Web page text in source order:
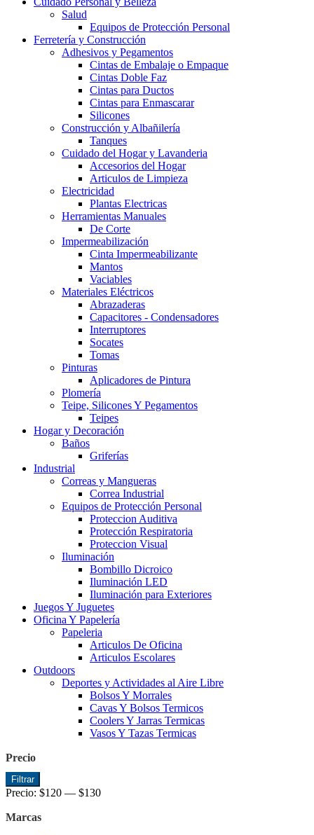
Salud
Equipos de Protección Personal
Ferretería y Construcción
Adhesivos y Pegamentos
Cintas de Embalaje o Empaque
Cintas Doble Faz
Cintas para Ductos
Cintas para Enmascarar
Silicones
Construcción y Albañilería
Tanques
Cuidado del Hogar y Lavanderia
Accesorios del Hogar
Articulos de Limpieza
Electricidad
Plantas Electricas
Herramientas Manuales
De Corte
Impermeabilización
Cinta Impermeabilizante
Mantos
Vaciables
Materiales Eléctricos
Abrazaderas
Capacitores - Condensadores
Interruptores
Socates
Tomas
Pinturas
Aplicadores de Pintura
Plomería
Teipe, Silicones Y Pegamentos
Teipes
Hogar y Decoración
Baños
Griferías
Industrial
Correas y Mangueras
Correa Industrial
Equipos de Protección Personal
Proteccion Auditiva
Protección Respiratoria
Proteccion Visual
Iluminación
Bombillo Dicroico
Iluminación LED
Iluminación para Exteriores
Juegos Y Juguetes
Oficina Y Papelería
Papeleria
Articulos De Oficina
Articulos Escolares
Outdoors
Deportes y Actividades al Aire Libre
Bolsos Y Morrales
Cavas Y Bolsos Termicos
Coolers Y Jarras Termicas
Vasos Y Tazas Termicas
Precio
Precio
mínimo
Precio
máximo
Filtrar
Precio: $120 — $130
Marcas